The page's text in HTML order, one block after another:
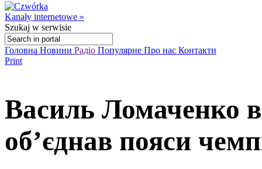
Kanały internetowe »
Szukaj w serwisie
Головна Новини Радіо Популярне Про нас Контакти
Print
Василь Ломаченко
об’єднав пояси